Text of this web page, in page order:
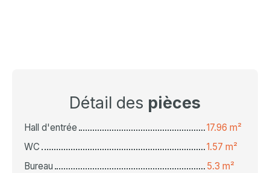
Détail des pièces
Hall d'entrée
17.96 m²
WC
1.57 m²
Bureau
5.3 m²